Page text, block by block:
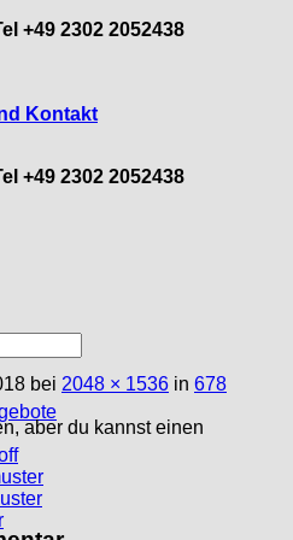
+49 2302 2052438
Kontakt
+49 2302 2052438
bei 2048 × 1536 in 678
aber du kannst einen